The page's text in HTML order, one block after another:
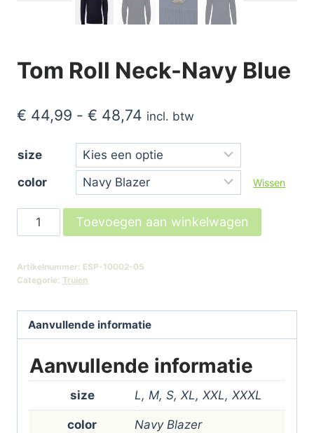
Tom Roll Neck-Navy Blue
€ 44,99 - € 48,74 Prijsklasse:
tot
€ 48,74
incl. btw
size
color
Wissen
Tom
Roll
Navy
aantal
Toevoegen aan winkelwagen
Artikelnummer: ESP-10002-05
Categorie: Truien
Aanvullende informatie
Aanvullende informatie
size L, M, S, XL, XXL, XXXL
color Navy Blazer